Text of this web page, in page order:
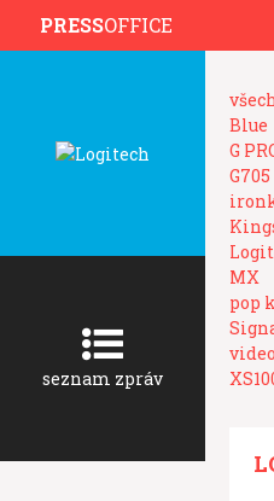
PRESSOFFICE
seznam zpráv
Blue
G
G705
MX
pop
video